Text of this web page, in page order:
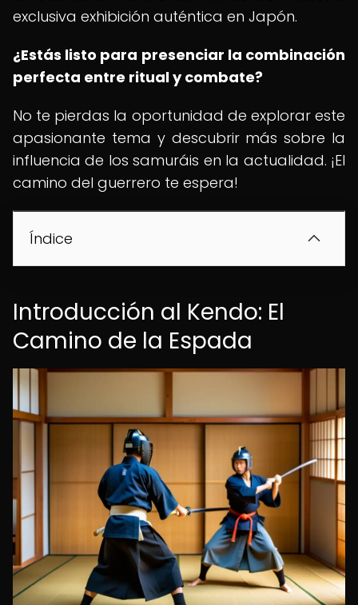
exclusiva exhibición auténtica en Japón.
¿Estás listo para presenciar la combinación
perfecta entre ritual y combate?
No te pierdas la oportunidad de explorar este
apasionante tema y descubrir más sobre la
influencia de los samuráis en la actualidad. ¡El
camino del guerrero te espera!
Índice
Introducción al Kendo: El
Camino de la Espada